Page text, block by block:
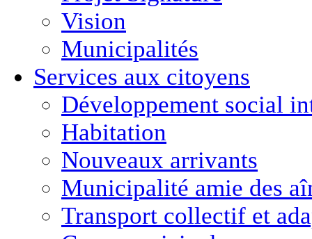
Vision
Municipalités
Services aux citoyens
Développement social
Habitation
Nouveaux arrivants
Municipalité amie des
Transport collectif et